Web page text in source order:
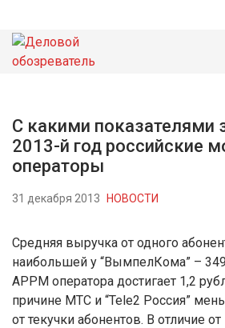
НОВОСТИ
С какими показателями
2013-й год российские
операторы
31 декабря 2013 НОВОСТИ
Средняя выручка от одного
наибольшей у “ВымпелКома” –
APPM оператора достигает 1,2
причине МТС и “Tele2 Россия”
от текучки абонентов. В отличие